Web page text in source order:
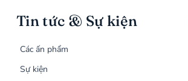
Tin tức & Sự kiện
Các ấn phẩm
Sự kiện